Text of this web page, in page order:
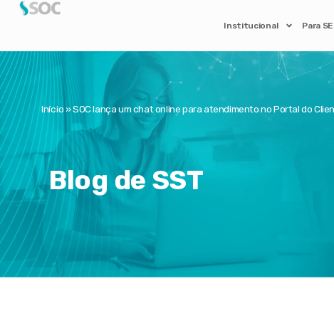
Institucional Para
Início»SOC lança um chat online para atendimento no Portal do
Blog de SST